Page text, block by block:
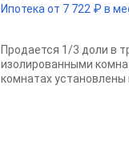
Ипотека от 7 722 ₽ в
Продается 1/3 доли в
изолированными
комнатах установлены